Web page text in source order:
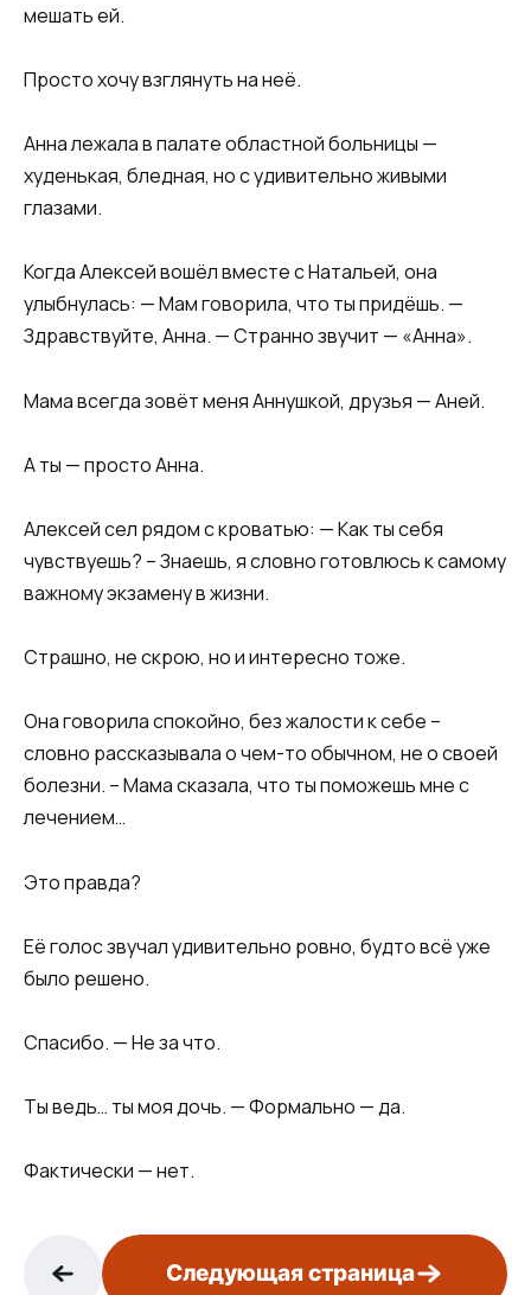
мешать ей.
Просто хочу взглянуть на неё.
Анна лежала в палате областной больницы —
худенькая, бледная, но с удивительно живыми
глазами.
Когда Алексей вошёл вместе с Натальей, она
улыбнулась: — Мам говорила, что ты придёшь. —
Здравствуйте, Анна. — Странно звучит — «Анна».
Мама всегда зовёт меня Аннушкой, друзья — Аней.
А ты — просто Анна.
Алексей сел рядом с кроватью: — Как ты себя
чувствуешь? – Знаешь, я словно готовлюсь к самому
важному экзамену в жизни.
Страшно, не скрою, но и интересно тоже.
Она говорила спокойно, без жалости к себе –
словно рассказывала о чем-то обычном, не о своей
болезни. – Мама сказала, что ты поможешь мне с
лечением…
Это правда?
Её голос звучал удивительно ровно, будто всё уже
было решено.
Спасибо. — Не за что.
Ты ведь… ты моя дочь. — Формально — да.
Фактически — нет.
Следующая страница